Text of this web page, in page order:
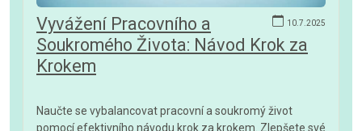
10.7.2025
Vyvážení Pracovního a
Soukromého Života: Návod Krok za
Krokem
Naučte se vybalancovat pracovní a soukromý život
pomocí efektivního návodu krok za krokem. Zlepšete své